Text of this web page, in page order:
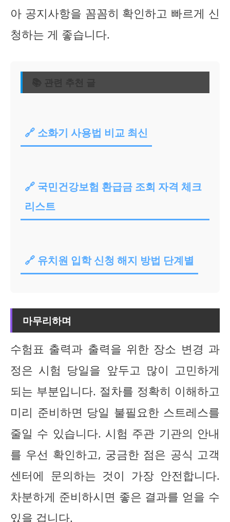
아 공지사항을 꼼꼼히 확인하고 빠르게 신
청하는 게 좋습니다.
📚 관련 추천 글
🔗 소화기 사용법 비교 최신
🔗 국민건강보험 환급금 조회 자격 체크
리스트
🔗 유치원 입학 신청 해지 방법 단계별
마무리하며
수험표 출력과 출력을 위한 장소 변경 과
정은 시험 당일을 앞두고 많이 고민하게
되는 부분입니다. 절차를 정확히 이해하고
미리 준비하면 당일 불필요한 스트레스를
줄일 수 있습니다. 시험 주관 기관의 안내
를 우선 확인하고, 궁금한 점은 공식 고객
센터에 문의하는 것이 가장 안전합니다.
차분하게 준비하시면 좋은 결과를 얻을 수
있을 겁니다.